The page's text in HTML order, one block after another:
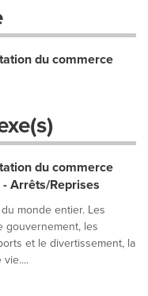
du commerce
du commerce
Arrêts/Reprises
monde entier. Les
gouvernement, les
et le divertissement, la